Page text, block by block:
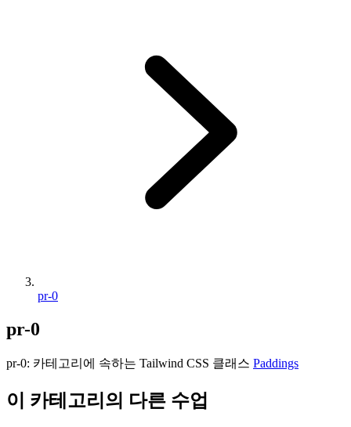
pr-0
pr-0
pr-0: 카테고리에 속하는 Tailwind CSS 클래스 Paddings
이 카테고리의 다른 수업